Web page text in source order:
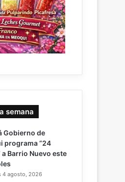
semana
Gobierno de
programa “24
a Barrio Nuevo este
4 agosto, 2026